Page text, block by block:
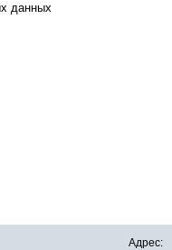
данных
Адрес: